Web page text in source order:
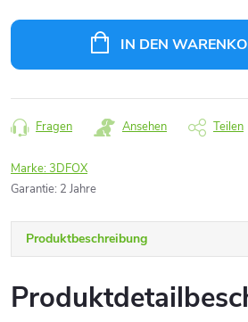
IN DEN
Fragen Ansehen Teilen
Marke:3DFOX
Garantie: 2 Jahre
Produktbeschreibung